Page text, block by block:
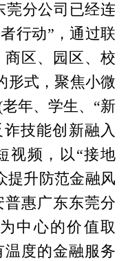
莞分公司已经连
行动”，通过联
区、园区、校
形式，聚焦小微
年、学生、“新
技能创新融入
视频，以“接地
提升防范金融风
普惠广东东莞分
中心的价值取
度的金融服务